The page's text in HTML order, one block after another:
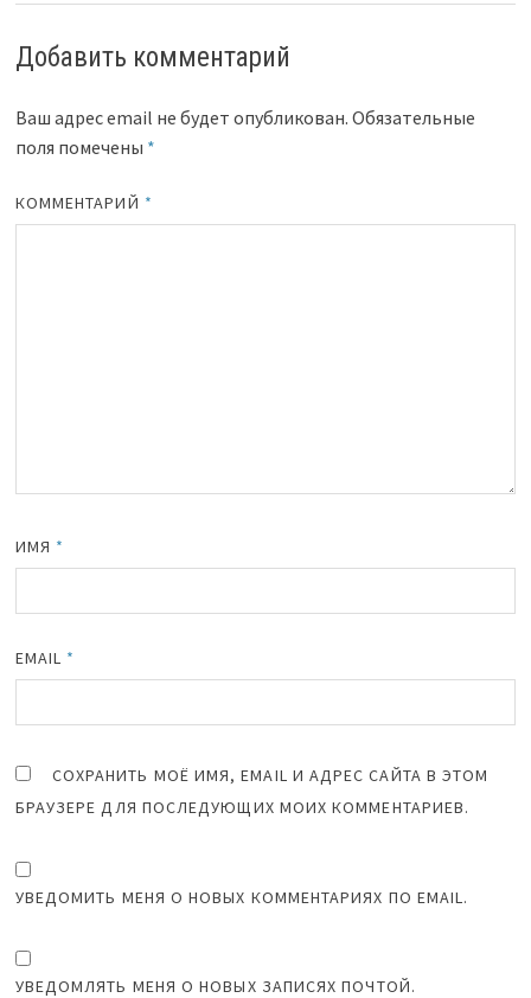
Добавить комментарий
Ваш адрес email не будет опубликован. Обязательные
поля помечены *
КОММЕНТАРИЙ *
ИМЯ *
EMAIL *
СОХРАНИТЬ МОЁ ИМЯ, EMAIL И АДРЕС САЙТА В ЭТОМ
БРАУЗЕРЕ ДЛЯ ПОСЛЕДУЮЩИХ МОИХ КОММЕНТАРИЕВ.
УВЕДОМИТЬ МЕНЯ О НОВЫХ КОММЕНТАРИЯХ ПО EMAIL.
УВЕДОМЛЯТЬ МЕНЯ О НОВЫХ ЗАПИСЯХ ПОЧТОЙ.